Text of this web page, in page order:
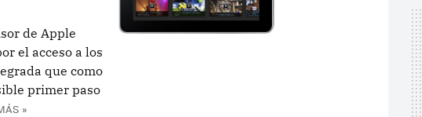
de Apple
el acceso a los
que como
primer paso
»